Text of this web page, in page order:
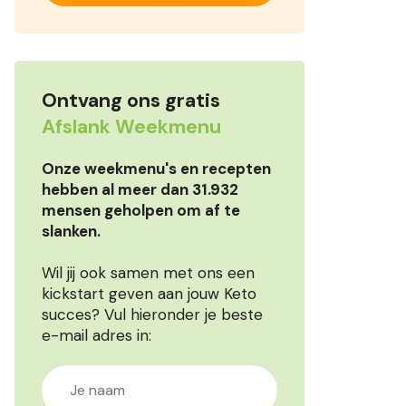
Ontvang ons gratis
Afslank Weekmenu
Onze weekmenu's en recepten
hebben al meer dan 31.932
mensen geholpen om af te
slanken.
Wil jij ook samen met ons een
kickstart geven aan jouw Keto
succes? Vul hieronder je beste
e-mail adres in: